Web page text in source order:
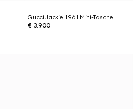
Gucci Jackie 1961 Mini-Tasche
€ 3.900